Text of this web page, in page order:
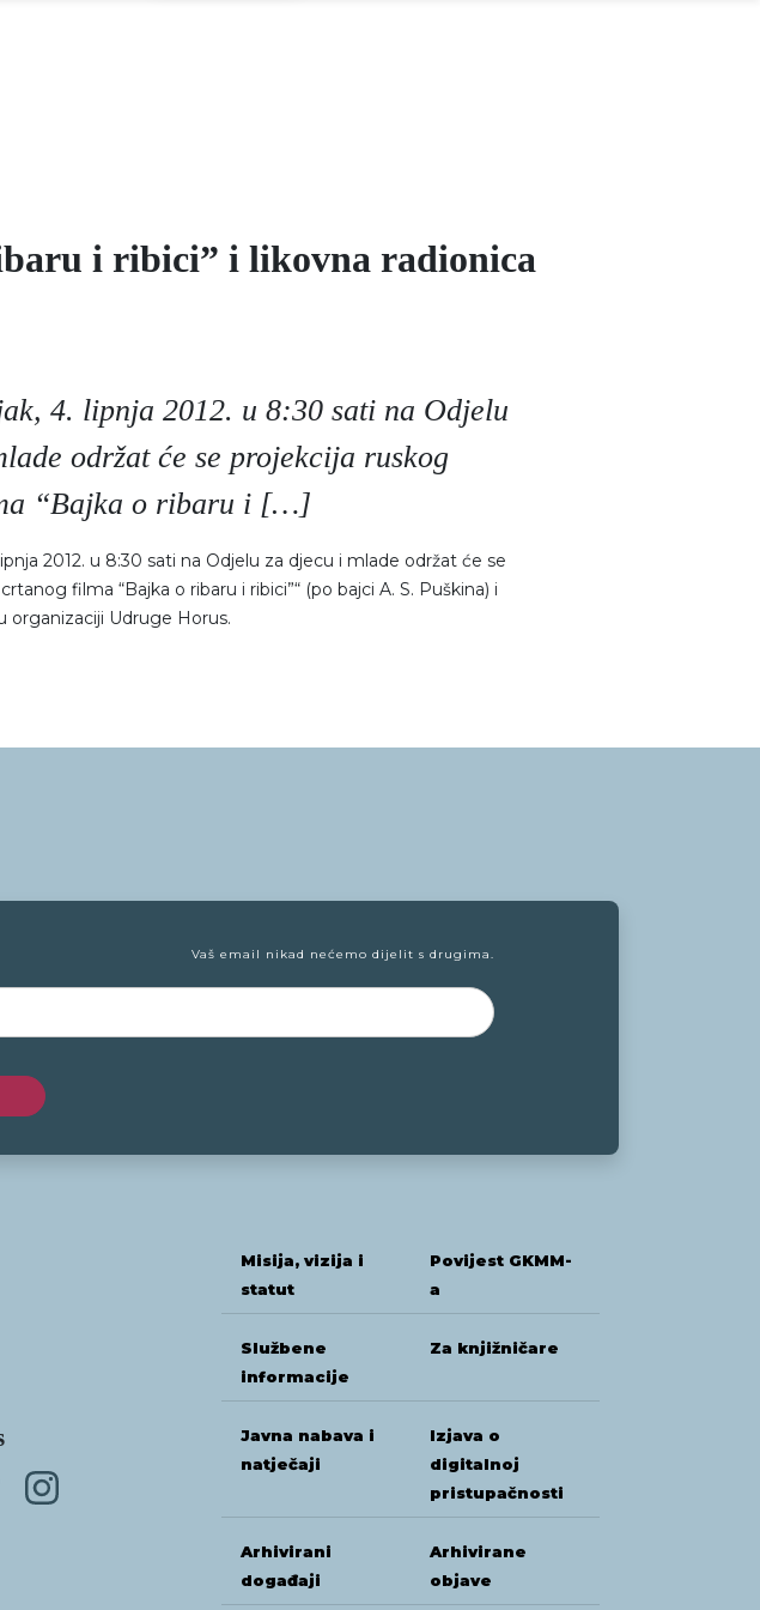
i ribici” i likovna radionica
4. lipnja 2012. u 8:30 sati na Odjelu
održat će se projekcija ruskog
“Bajka o ribaru i […]
2012. u 8:30 sati na Odjelu za djecu i mlade održat će se
filma “Bajka o ribaru i ribici”“ (po bajci A. S. Puškina) i
organizaciji Udruge Horus.
Vaš email nikad nećemo dijelit s drugima.
Misija, vizija i
statut
Povijest GKMM-
a
Službene
informacije
Za knjižničare
Javna nabava i
natječaji
Izjava o
digitalnoj
pristupačnosti
Arhivirani
događaji
Arhivirane
objave